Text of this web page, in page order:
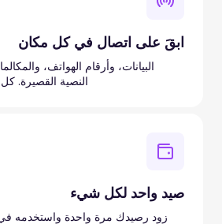
ابقَ على اتصال في كل مكان
البيانات، وأرقام الهواتف،
النصية القصيرة.
صيد واحد لكل شيء
زود رصيدك مرة واحدة واستخدمه في